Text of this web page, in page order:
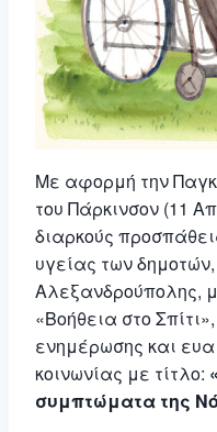
Με αφορμή την
του Πάρκινσον (11
διαρκούς
υγείας των
Αλεξανδρούπολης,
«Βοήθεια στο
ενημέρωσης και
κοινωνίας με τίτλο:
συμπτώματα της